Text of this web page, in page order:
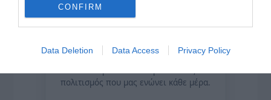
CONFIRM
Data Deletion Data Access Privacy Policy
της Ζωής μας
Οι άνθρωποι, οι αυθεντικές ιστορίες,
πολιτισμός που μας ενώνει κάθε μέρα.